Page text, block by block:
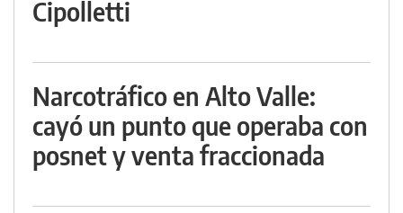
Cipolletti
Narcotráfico en Alto Valle:
cayó un punto que operaba con
posnet y venta fraccionada